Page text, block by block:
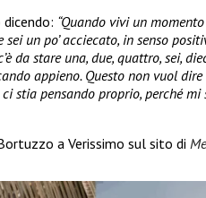
“Quando vivi un
un po’ acciecato, in senso
da stare una, due, quattro, sei,
appieno. Questo non vuol dire
stia pensando proprio, perché
a Verissimo sul sito di